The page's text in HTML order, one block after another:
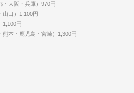
・大阪・兵庫）970円
山口）1,100円
1,100円
熊本・鹿児島・宮崎）1,300円